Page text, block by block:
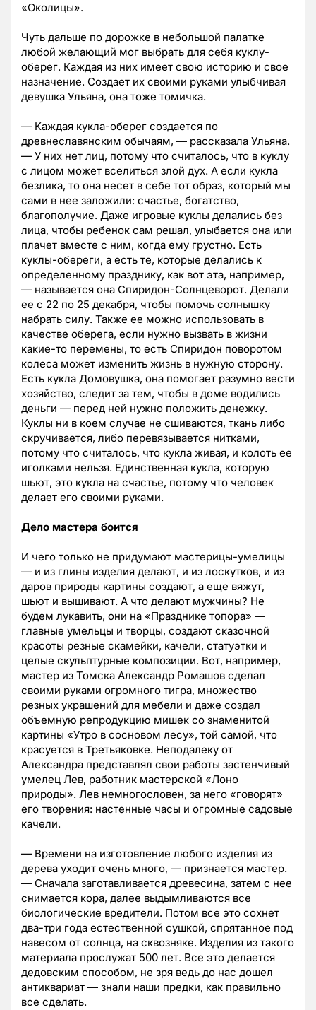
«Околицы».
Чуть дальше по дорожке в небольшой палатке
любой желающий мог выбрать для себя куклу-
оберег. Каждая из них имеет свою историю и свое
назначение. Создает их своими руками улыбчивая
девушка Ульяна, она тоже томичка.
— Каждая кукла-оберег создается по
древнеславянским обычаям, — рассказала Ульяна.
— У них нет лиц, потому что считалось, что в куклу
с лицом может вселиться злой дух. А если кукла
безлика, то она несет в себе тот образ, который мы
сами в нее заложили: счастье, богатство,
благополучие. Даже игровые куклы делались без
лица, чтобы ребенок сам решал, улыбается она или
плачет вместе с ним, когда ему грустно. Есть
куклы-обереги, а есть те, которые делались к
определенному празднику, как вот эта, например,
— называется она Спиридон-Солнцеворот. Делали
ее с 22 по 25 декабря, чтобы помочь солнышку
набрать силу. Также ее можно использовать в
качестве оберега, если нужно вызвать в жизни
какие-то перемены, то есть Спиридон поворотом
колеса может изменить жизнь в нужную сторону.
Есть кукла Домовушка, она помогает разумно вести
хозяйство, следит за тем, чтобы в доме водились
деньги — перед ней нужно положить денежку.
Куклы ни в коем случае не сшиваются, ткань либо
скручивается, либо перевязывается нитками,
потому что считалось, что кукла живая, и колоть ее
иголками нельзя. Единственная кукла, которую
шьют, это кукла на счастье, потому что человек
делает его своими руками.
Дело мастера боится
И чего только не придумают мастерицы-умелицы
— и из глины изделия делают, и из лоскутков, и из
даров природы картины создают, а еще вяжут,
шьют и вышивают. А что делают мужчины? Не
будем лукавить, они на «Празднике топора» —
главные умельцы и творцы, создают сказочной
красоты резные скамейки, качели, статуэтки и
целые скульптурные композиции. Вот, например,
мастер из Томска Александр Ромашов сделал
своими руками огромного тигра, множество
резных украшений для мебели и даже создал
объемную репродукцию мишек со знаменитой
картины «Утро в сосновом лесу», той самой, что
красуется в Третьяковке. Неподалеку от
Александра представлял свои работы застенчивый
умелец Лев, работник мастерской «Лоно
природы». Лев немногословен, за него «говорят»
его творения: настенные часы и огромные садовые
качели.
— Времени на изготовление любого изделия из
дерева уходит очень много, — признается мастер.
— Сначала заготавливается древесина, затем с нее
снимается кора, далее выдымливаются все
биологические вредители. Потом все это сохнет
два-три года естественной сушкой, спрятанное под
навесом от солнца, на сквозняке. Изделия из такого
материала прослужат 500 лет. Все это делается
дедовским способом, не зря ведь до нас дошел
антиквариат — знали наши предки, как правильно
все сделать.